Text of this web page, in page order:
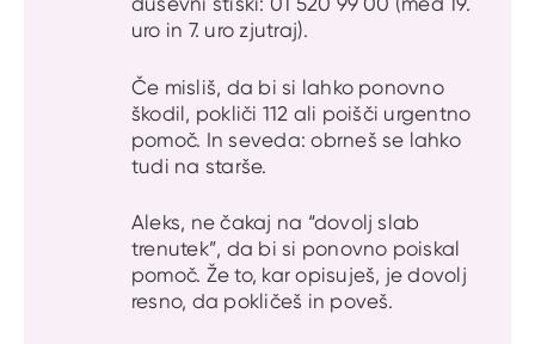
uro in 7. uro zjutraj).
Če misliš, da bi si lahko ponovno
škodil, pokliči 112 ali poišči urgentno
pomoč. In seveda: obrneš se lahko
tudi na starše.
Aleks, ne čakaj na “dovolj slab
trenutek”, da bi si ponovno poiskal
pomoč. Že to, kar opisuješ, je dovolj
resno, da pokličeš in poveš.